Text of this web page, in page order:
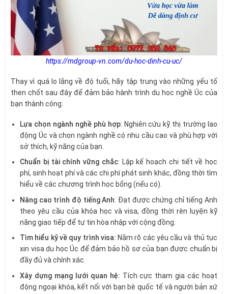
https://mdgroup-vn.com/du-hoc-dinh-cu-uc/
Thay vì quá lo lắng về độ tuổi, hãy tập trung vào những yếu tố
then chốt sau đây để đảm bảo hành trình du học nghề Úc của
bạn thành công:
Lựa chọn ngành nghề phù hợp: Nghiên cứu kỹ thị trường lao
động Úc và chọn ngành nghề có nhu cầu cao và phù hợp với
sở thích, kỹ năng của bạn.
Chuẩn bị tài chính vững chắc: Lập kế hoạch chi tiết về học
phí, sinh hoạt phí và các chi phí phát sinh khác, đồng thời tìm
hiểu về các chương trình học bổng (nếu có).
Nâng cao trình độ tiếng Anh: Đạt được chứng chỉ tiếng Anh
theo yêu cầu của khóa học và visa, đồng thời rèn luyện kỹ
năng giao tiếp để tự tin hòa nhập với cộng đồng.
Tìm hiểu kỹ về quy trình visa: Nắm rõ các yêu cầu và thủ tục
xin visa du học Úc để đảm bảo hồ sơ của bạn được chuẩn bị
đầy đủ và chính xác.
Xây dựng mạng lưới quan hệ: Tích cực tham gia các hoạt
động ngoại khóa, kết nối với bạn bè quốc tế và người bản xứ